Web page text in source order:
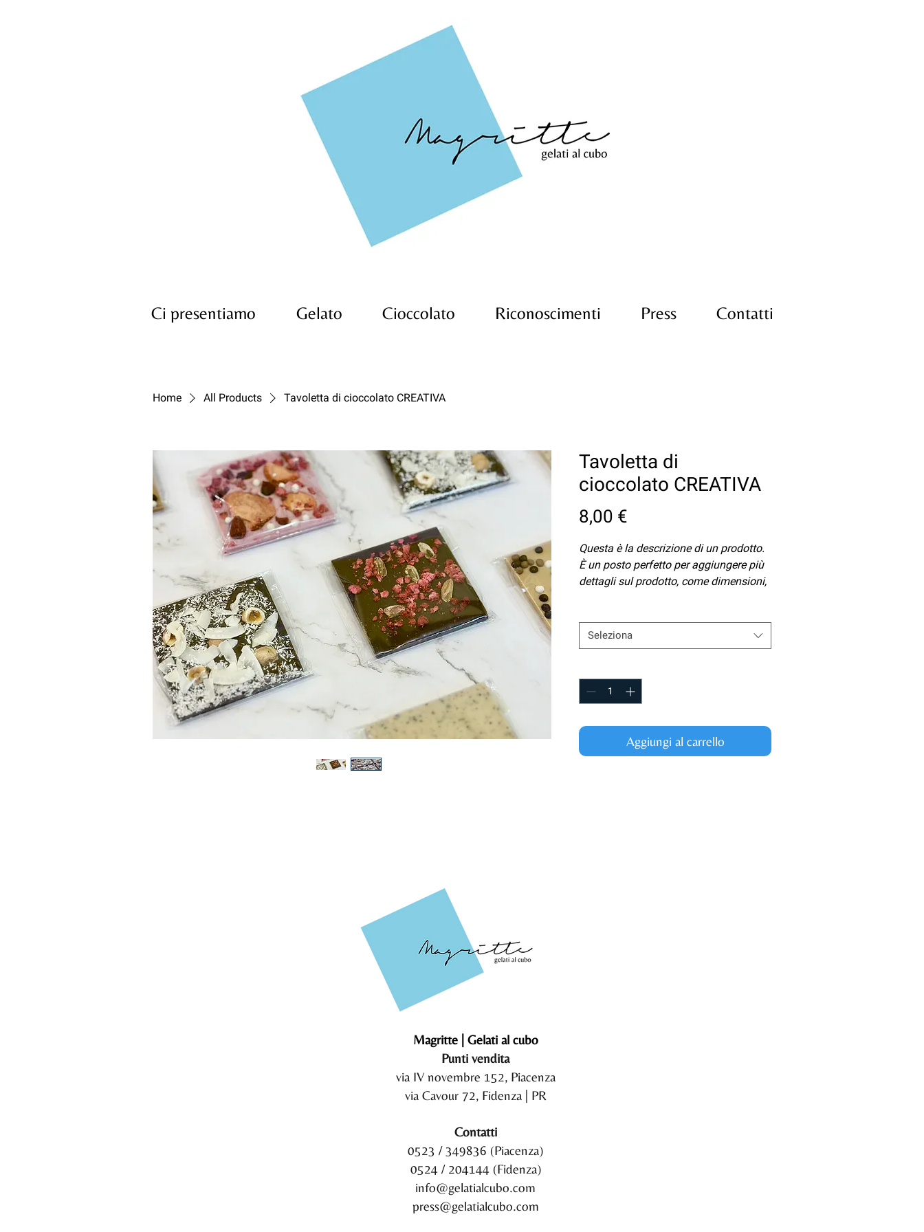
Ci presentiamo Gelato Cioccolato Riconoscimenti Press Contatti
Home All Products Tavoletta di cioccolato CREATIVA
Tavoletta di
cioccolato CREATIVA
8,00 €
Questa è la descrizione di un prodotto.
È un posto perfetto per aggiungere più
dettagli sul prodotto, come dimensioni,
Seleziona
Aggiungi al carrello
Magritte | Gelati al cubo
Punti vendita
via IV novembre 152, Piacenza
via Cavour 72, Fidenza | PR
Contatti
0523 / 349836 (Piacenza)
0524 / 204144 (Fidenza)
info@gelatialcubo.com
press@gelatialcubo.com